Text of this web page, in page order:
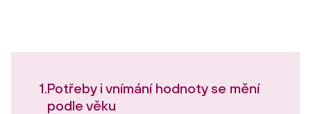
1.Potřeby i vnímání hodnoty se mění
podle věku